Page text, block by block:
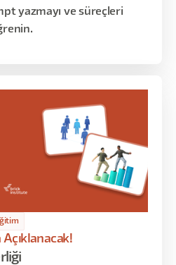
yazmayı ve süreçleri
Açıklanacak!